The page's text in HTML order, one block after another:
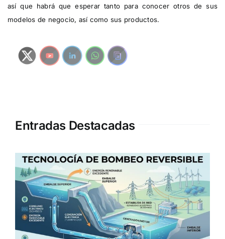
así que habrá que esperar tanto para conocer otros de sus
modelos de negocio, así como sus productos.
Entradas Destacadas